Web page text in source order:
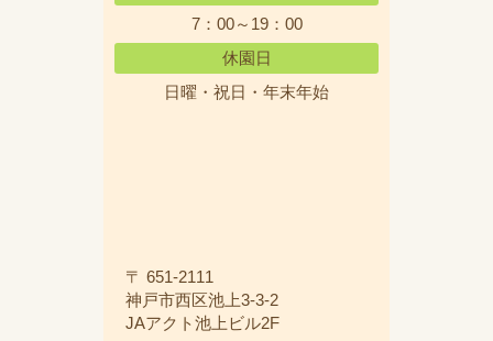
7：00～19：00
休園日
日曜・祝日・年末年始
〒 651-2111
神戸市西区池上3-3-2
JAアクト池上ビル2F